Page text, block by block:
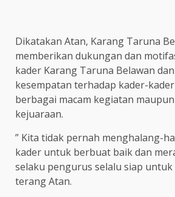
Dikatakan Atan, Karang Taruna
memberikan dukungan dan
kader Karang Taruna Belawan
kesempatan terhadap kader-
berbagai macam kegiatan
kejuaraan.
” Kita tidak pernah menghalang-
kader untuk berbuat baik dan
selaku pengurus selalu siap untuk
terang Atan.